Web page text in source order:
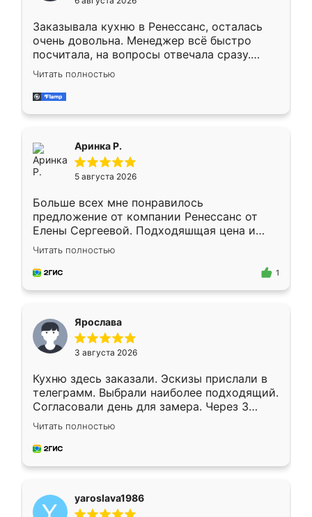
мебели буду заказывать только здесь.
Заказывала кухню в Ренессанс, осталась
очень довольна. Менеджер всё быстро
посчитала, на вопросы отвечала сразу.
Замерщик приехал в субботу, подошёл к
делу со всей ответственностью. Собрали
за день, ребята работали аккуратно, даже
Читать полностью
Аринка Р.
5 августа 2026
Больше всех мне понравилось
предложение от компании Ренессанс от
Елены Сергеевой. Подходяшщая цена и
короткие сроки изготовления. Приехавший
для замера сотрудник Владислав
предложил по моему эскизу самый
Читать полностью
1
Ярослава
3 августа 2026
Кухню здесь заказали. Эскизы прислали в
телеграмм. Выбрали наиболее подходящий.
Согласовали день для замера. Через 3
недели кухня была уже готова. Остались
довольны работой. Спасибо Ренессанс
мебель за качественную работу!
Читать полностью
yaroslava1986